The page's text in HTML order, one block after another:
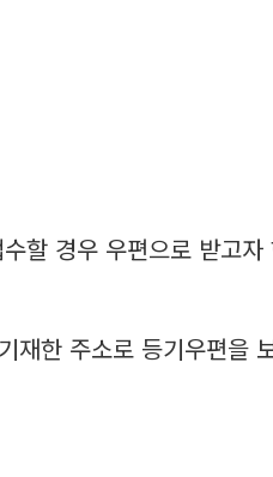
할 경우 우편으로 받고자
재한 주소로 등기우편을